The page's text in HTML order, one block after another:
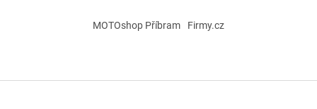
MOTOshop Příbram Firmy.cz